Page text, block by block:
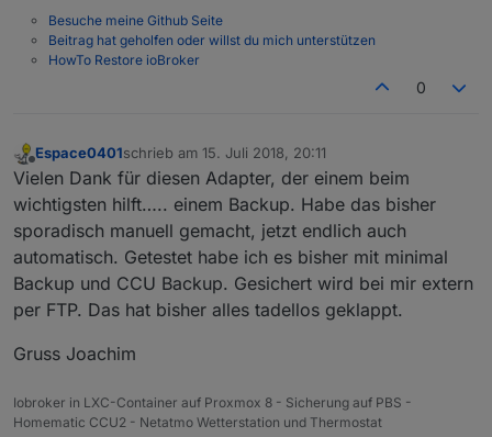
Besuche meine Github Seite
Beitrag hat geholfen oder willst du mich unterstützen
HowTo Restore ioBroker
0
Offline
Espace0401schrieb am 15. Juli 2018, 20:11
zuletzt editiert von
Vielen Dank für diesen Adapter, der einem beim
wichtigsten hilft….. einem Backup. Habe das bisher
sporadisch manuell gemacht, jetzt endlich auch
automatisch. Getestet habe ich es bisher mit minimal
Backup und CCU Backup. Gesichert wird bei mir extern
per FTP. Das hat bisher alles tadellos geklappt.
Gruss Joachim
Iobroker in LXC-Container auf Proxmox 8 - Sicherung auf PBS -
Homematic CCU2 - Netatmo Wetterstation und Thermostat